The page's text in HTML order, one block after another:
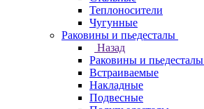
Теплоносители
Чугунные
Раковины и пьедесталы
Назад
Раковины и пьедесталы
Встраиваемые
Накладные
Подвесные